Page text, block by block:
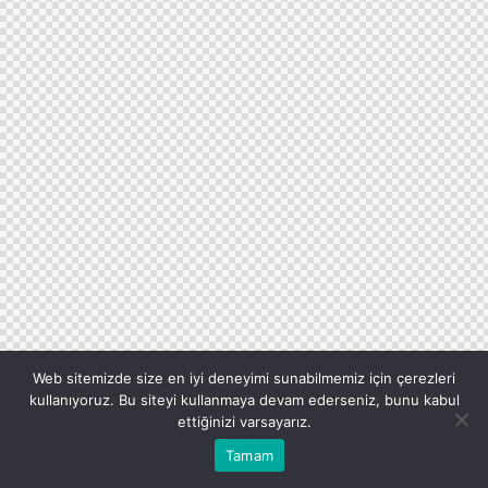
Web sitemizde size en iyi deneyimi sunabilmemiz için çerezleri
kullanıyoruz. Bu siteyi kullanmaya devam ederseniz, bunu kabul
ettiğinizi varsayarız.
Tamam